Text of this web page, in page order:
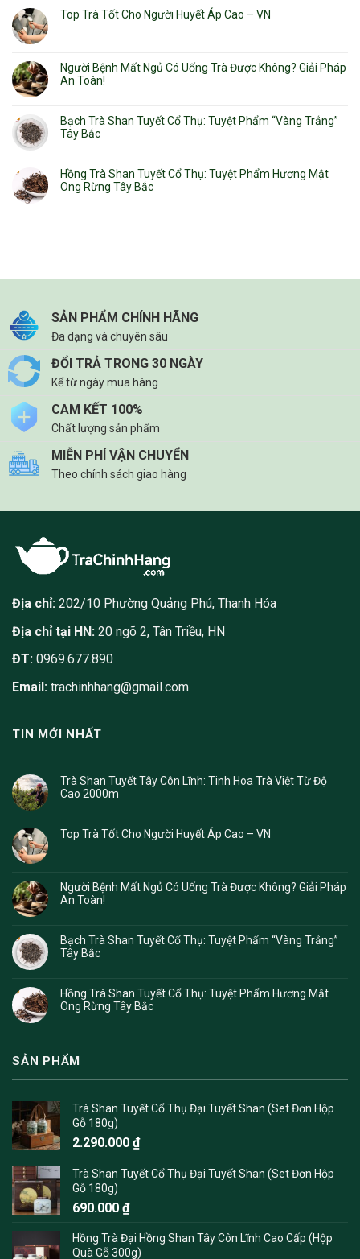
Top Trà Tốt Cho Người Huyết Áp Cao – VN
Người Bệnh Mất Ngủ Có Uống Trà Được Không? Giải Pháp
An Toàn!
Bạch Trà Shan Tuyết Cổ Thụ: Tuyệt Phẩm “Vàng Trắng”
Tây Bắc
Hồng Trà Shan Tuyết Cổ Thụ: Tuyệt Phẩm Hương Mật
Ong Rừng Tây Bắc
SẢN PHẨM CHÍNH HÃNG
Đa dạng và chuyên sâu
ĐỔI TRẢ TRONG 30 NGÀY
Kể từ ngày mua hàng
CAM KẾT 100%
Chất lượng sản phẩm
MIỄN PHÍ VẬN CHUYỂN
Theo chính sách giao hàng
Địa chỉ: 202/10 Phường Quảng Phú, Thanh Hóa
Địa chỉ tại HN: 20 ngõ 2, Tân Triều, HN
ĐT: 0969.677.890
Email: trachinhhang@gmail.com
TIN MỚI NHẤT
Trà Shan Tuyết Tây Côn Lĩnh: Tinh Hoa Trà Việt Từ Độ
Cao 2000m
Top Trà Tốt Cho Người Huyết Áp Cao – VN
Người Bệnh Mất Ngủ Có Uống Trà Được Không? Giải Pháp
An Toàn!
Bạch Trà Shan Tuyết Cổ Thụ: Tuyệt Phẩm “Vàng Trắng”
Tây Bắc
Hồng Trà Shan Tuyết Cổ Thụ: Tuyệt Phẩm Hương Mật
Ong Rừng Tây Bắc
SẢN PHẨM
Trà Shan Tuyết Cổ Thụ Đại Tuyết Shan (Set Đơn Hộp
Gỗ 180g)
2.290.000 ₫
Trà Shan Tuyết Cổ Thụ Đại Tuyết Shan (Set Đơn Hộp
Gỗ 180g)
690.000 ₫
Hồng Trà Đại Hồng Shan Tây Côn Lĩnh Cao Cấp (Hộp
Quà Gỗ 300g)